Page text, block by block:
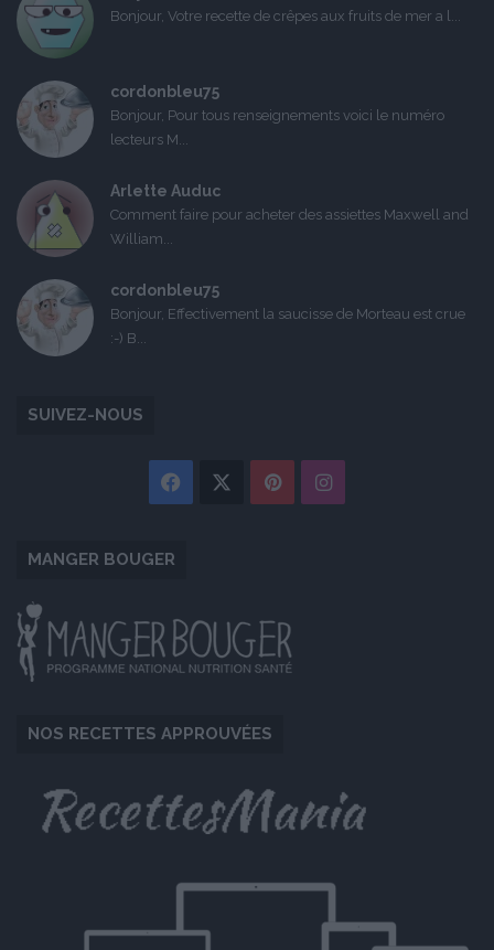
Bonjour, Votre recette de crêpes aux fruits de mer a l...
cordonbleu75
Bonjour, Pour tous renseignements voici le numéro
lecteurs M...
Arlette Auduc
Comment faire pour acheter des assiettes Maxwell and
William...
cordonbleu75
Bonjour, Effectivement la saucisse de Morteau est crue
:-) B...
SUIVEZ-NOUS
Facebook PinterestInstagram
MANGER BOUGER
NOS RECETTES APPROUVÉES